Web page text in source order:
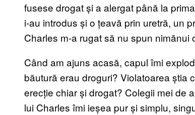
fusese drogat și a alergat până la
i-au introdus și o țeavă prin uretră, un
Charles m-a rugat să nu spun nimănui
Când am ajuns acasă, capul îmi
băutură erau droguri? Violatoarea știa
erecție chiar și drogat? Colegii mei de
lui Charles îmi ieșea pur și simplu,